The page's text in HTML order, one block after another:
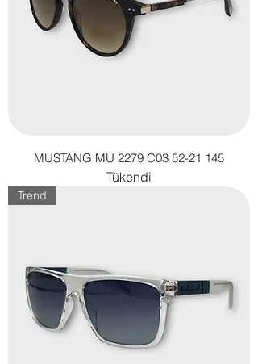
MUSTANG MU 2279 C03 52-21 145
Tükendi
Trend